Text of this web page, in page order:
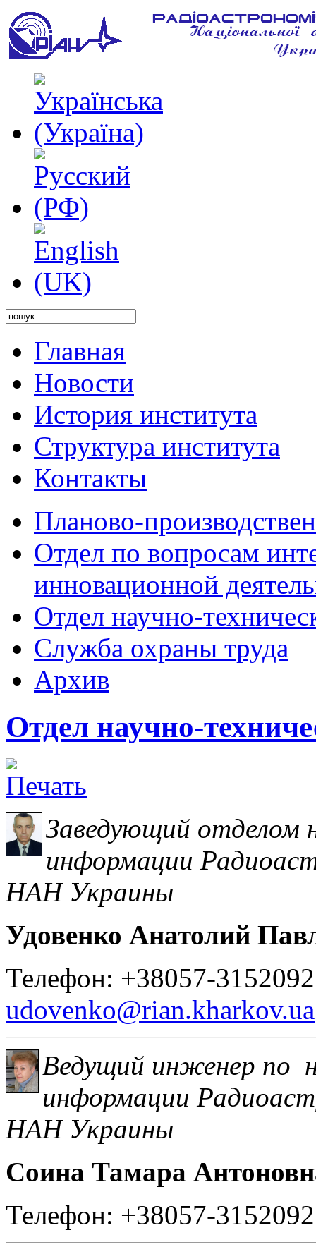
Главная
Новости
История института
Структура института
Контакты
Планово-
Отдел по вопросам
инновационной
Отдел научно-
Служба охраны труда
Архив
Отдел научно-
Заведующий отделом
информации
НАН Украины
Удовенко Анатолий
Телефон: +38057-
udovenko@rian.kharkov.ua
Ведущий инженер по
информации
НАН Украины
Соина Тамара
Телефон: +38057-